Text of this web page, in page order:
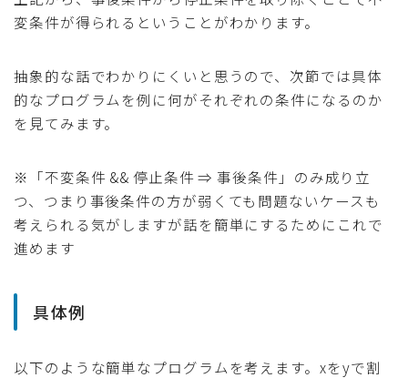
変条件が得られるということがわかります。
抽象的な話でわかりにくいと思うので、次節では具体
的なプログラムを例に何がそれぞれの条件になるのか
を見てみます。
※「不変条件 && 停止条件 ⇒ 事後条件」のみ成り立
つ、つまり事後条件の方が弱くても問題ないケースも
考えられる気がしますが話を簡単にするためにこれで
進めます
具体例
以下のような簡単なプログラムを考えます。xをyで割